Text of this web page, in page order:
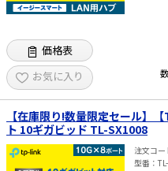
度
英語表記とな
注意
り、
る場合
新・旧
います
価格表
お気に入り
【在庫限り!数量限定セール】
ト 10ギガビッド TL-SX1008
注文コー
型番